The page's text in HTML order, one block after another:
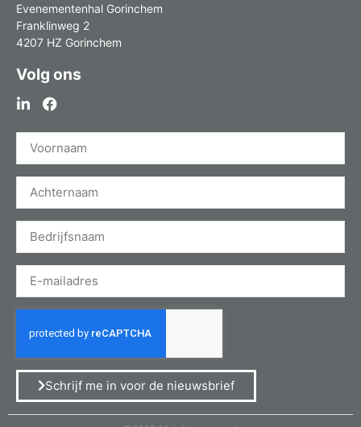
Evenementenhal Gorinchem
Franklinweg 2
4207 HZ Gorinchem
Volg ons
Schrijf me in voor de nieuwsbrief